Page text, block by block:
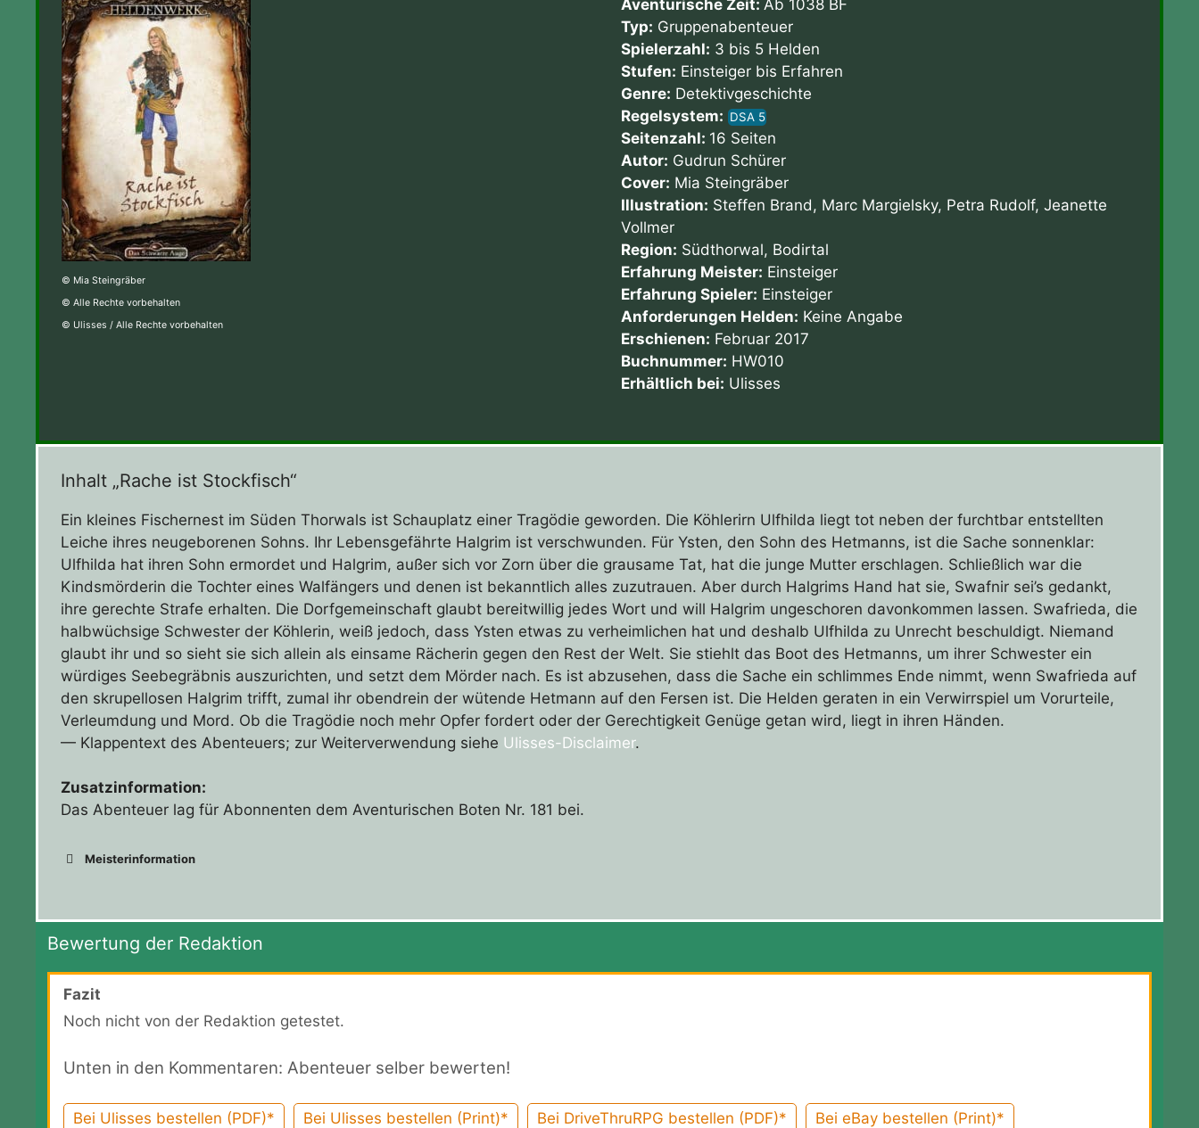
© Mia Steingräber
© Alle Rechte vorbehalten
© Ulisses / Alle Rechte vorbehalten
Aventurische Zeit:Ab 1038 BF
Typ: Gruppenabenteuer
Spielerzahl: 3 bis 5 Helden
Stufen: Einsteiger bis Erfahren
Genre: Detektivgeschichte
Regelsystem: DSA 5
Seitenzahl: 16 Seiten
Autor: Gudrun Schürer
Cover: Mia Steingräber
Illustration: Steffen Brand, Marc Margielsky, Petra Rudolf, Jeanette
Vollmer
Region: Südthorwal, Bodirtal
Erfahrung Meister: Einsteiger
Erfahrung Spieler: Einsteiger
Anforderungen Helden: Keine Angabe
Erschienen: Februar 2017
Buchnummer: HW010
Erhältlich bei: Ulisses
Inhalt „Rache ist Stockfisch“
Ein kleines Fischernest im Süden Thorwals ist Schauplatz einer Tragödie geworden. Die Köhlerirn Ulfhilda liegt tot neben der furchtbar entstellten
Leiche ihres neugeborenen Sohns. Ihr Lebensgefährte Halgrim ist verschwunden. Für Ysten, den Sohn des Hetmanns, ist die Sache sonnenklar:
Ulfhilda hat ihren Sohn ermordet und Halgrim, außer sich vor Zorn über die grausame Tat, hat die junge Mutter erschlagen. Schließlich war die
Kindsmörderin die Tochter eines Walfängers und denen ist bekanntlich alles zuzutrauen. Aber durch Halgrims Hand hat sie, Swafnir sei’s gedankt,
ihre gerechte Strafe erhalten. Die Dorfgemeinschaft glaubt bereitwillig jedes Wort und will Halgrim ungeschoren davonkommen lassen. Swafrieda, die
halbwüchsige Schwester der Köhlerin, weiß jedoch, dass Ysten etwas zu verheimlichen hat und deshalb Ulfhilda zu Unrecht beschuldigt. Niemand
glaubt ihr und so sieht sie sich allein als einsame Rächerin gegen den Rest der Welt. Sie stiehlt das Boot des Hetmanns, um ihrer Schwester ein
würdiges Seebegräbnis auszurichten, und setzt dem Mörder nach. Es ist abzusehen, dass die Sache ein schlimmes Ende nimmt, wenn Swafrieda auf
den skrupellosen Halgrim trifft, zumal ihr obendrein der wütende Hetmann auf den Fersen ist. Die Helden geraten in ein Verwirrspiel um Vorurteile,
Verleumdung und Mord. Ob die Tragödie noch mehr Opfer fordert oder der Gerechtigkeit Genüge getan wird, liegt in ihren Händen.
— Klappentext des Abenteuers; zur Weiterverwendung siehe Ulisses-Disclaimer.
Zusatzinformation:
Das Abenteuer lag für Abonnenten dem Aventurischen Boten Nr. 181 bei.
Meisterinformation
Bewertung der Redaktion
Fazit
Noch nicht von der Redaktion getestet.
Unten in den Kommentaren: Abenteuer selber bewerten!
Bei Ulisses bestellen (PDF)* Bei Ulisses bestellen (Print)* Bei DriveThruRPG bestellen (PDF)* Bei eBay bestellen (Print)*